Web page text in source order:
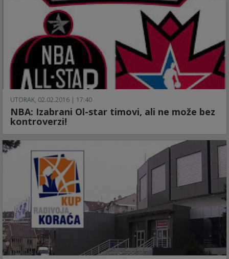
UTORAK, 02.02.2016 | 17:40
NBA: Izabrani Ol-star timovi, ali ne može bez
kontroverzi!